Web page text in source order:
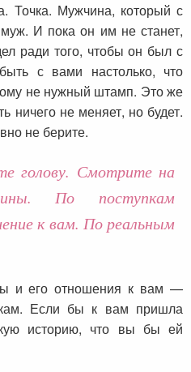
Точка. Мужчина, который с
И пока он им не станет,
ради того, чтобы он был с
с вами настолько, что
не нужный штамп. Это же
ничего не меняет, но будет.
не берите.
голову. Смотрите на
По поступкам
к вам. По реальным
и его отношения к вам —
Если бы к вам пришла
историю, что вы бы ей